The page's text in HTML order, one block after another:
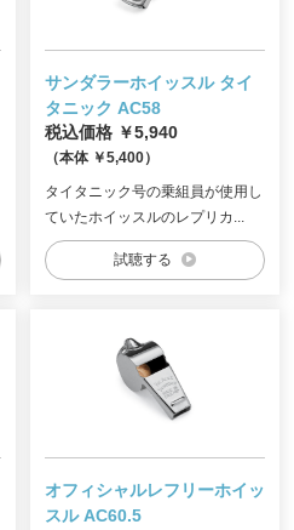
サンダラーホイッスル タイ
タニック AC58
税込価格 ￥5,940
（本体 ￥5,400）
タイタニック号の乗組員が使用し
ていたホイッスルのレプリカ...
試聴する
オフィシャルレフリーホイッ
スル AC60.5